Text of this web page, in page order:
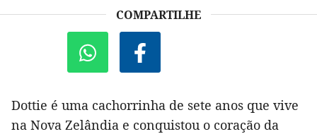
COMPARTILHE
Dottie é uma cachorrinha de sete anos que vive
na Nova Zelândia e conquistou o coração da